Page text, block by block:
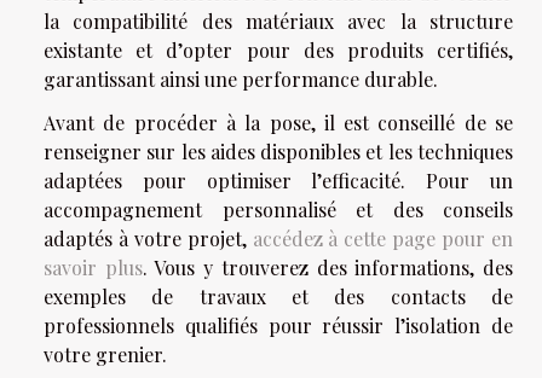
la compatibilité des matériaux avec la structure
existante et d’opter pour des produits certifiés,
garantissant ainsi une performance durable.
Avant de procéder à la pose, il est conseillé de se
renseigner sur les aides disponibles et les techniques
adaptées pour optimiser l’efficacité. Pour un
accompagnement personnalisé et des conseils
adaptés à votre projet, accédez à cette page pour en
savoir plus. Vous y trouverez des informations, des
exemples de travaux et des contacts de
professionnels qualifiés pour réussir l’isolation de
votre grenier.